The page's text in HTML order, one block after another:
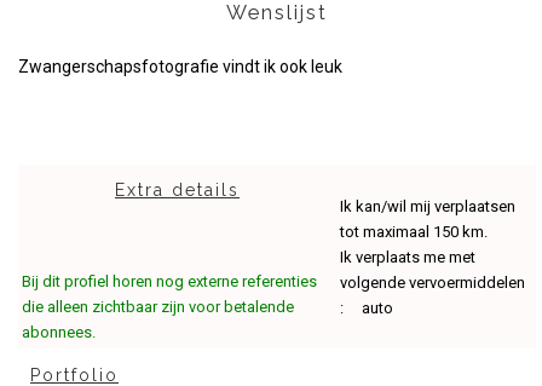
Wenslijst
Zwangerschapsfotografie vindt ik ook leuk
Extra details
Bij dit profiel horen nog externe referenties
die alleen zichtbaar zijn voor betalende
abonnees.
Ik kan/wil mij verplaatsen
tot maximaal 150 km.
Ik verplaats me met
volgende vervoermiddelen
: auto
Portfolio